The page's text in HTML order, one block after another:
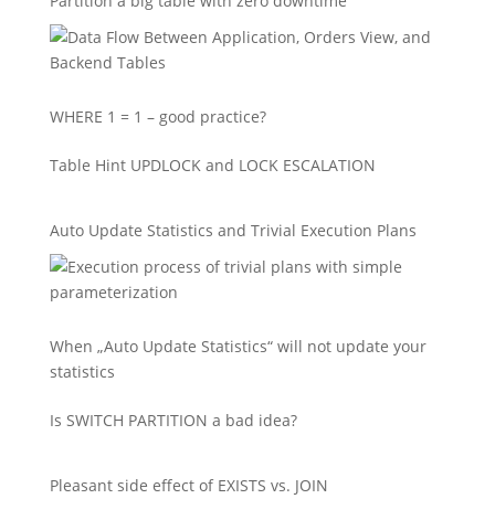
WHERE 1 = 1 – good practice?
Table Hint UPDLOCK and LOCK ESCALATION
Auto Update Statistics and Trivial Execution Plans
When „Auto Update Statistics“ will not update your
statistics
Is SWITCH PARTITION a bad idea?
Pleasant side effect of EXISTS vs. JOIN